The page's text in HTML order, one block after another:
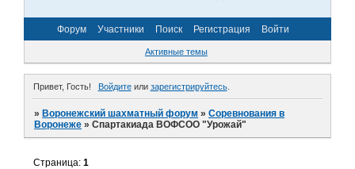
Форум Участники Поиск Регистрация Войти
Активные темы
Привет, Гость! Войдитеили зарегистрируйтесь.
»Воронежский шахматный форум »Соревнования в
Воронеже »Спартакиада ВОФСОО "Урожай"
Страница:1